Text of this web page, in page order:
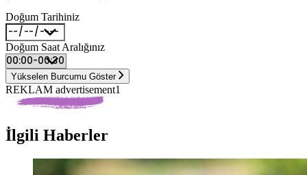
Doğum Tarihiniz
Doğum Saat Aralığınız
Yükselen Burcumu Göster
REKLAM advertisement1
İlgili Haberler